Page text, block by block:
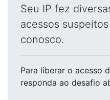
Seu IP fez
acessos
conosco.
Para liberar o acesso
responda ao desafio